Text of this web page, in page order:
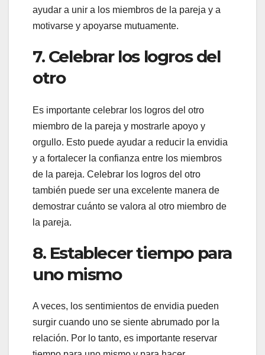
ayudar a unir a los miembros de la pareja y a
motivarse y apoyarse mutuamente.
7. Celebrar los logros del
otro
Es importante celebrar los logros del otro
miembro de la pareja y mostrarle apoyo y
orgullo. Esto puede ayudar a reducir la envidia
y a fortalecer la confianza entre los miembros
de la pareja. Celebrar los logros del otro
también puede ser una excelente manera de
demostrar cuánto se valora al otro miembro de
la pareja.
8. Establecer tiempo para
uno mismo
A veces, los sentimientos de envidia pueden
surgir cuando uno se siente abrumado por la
relación. Por lo tanto, es importante reservar